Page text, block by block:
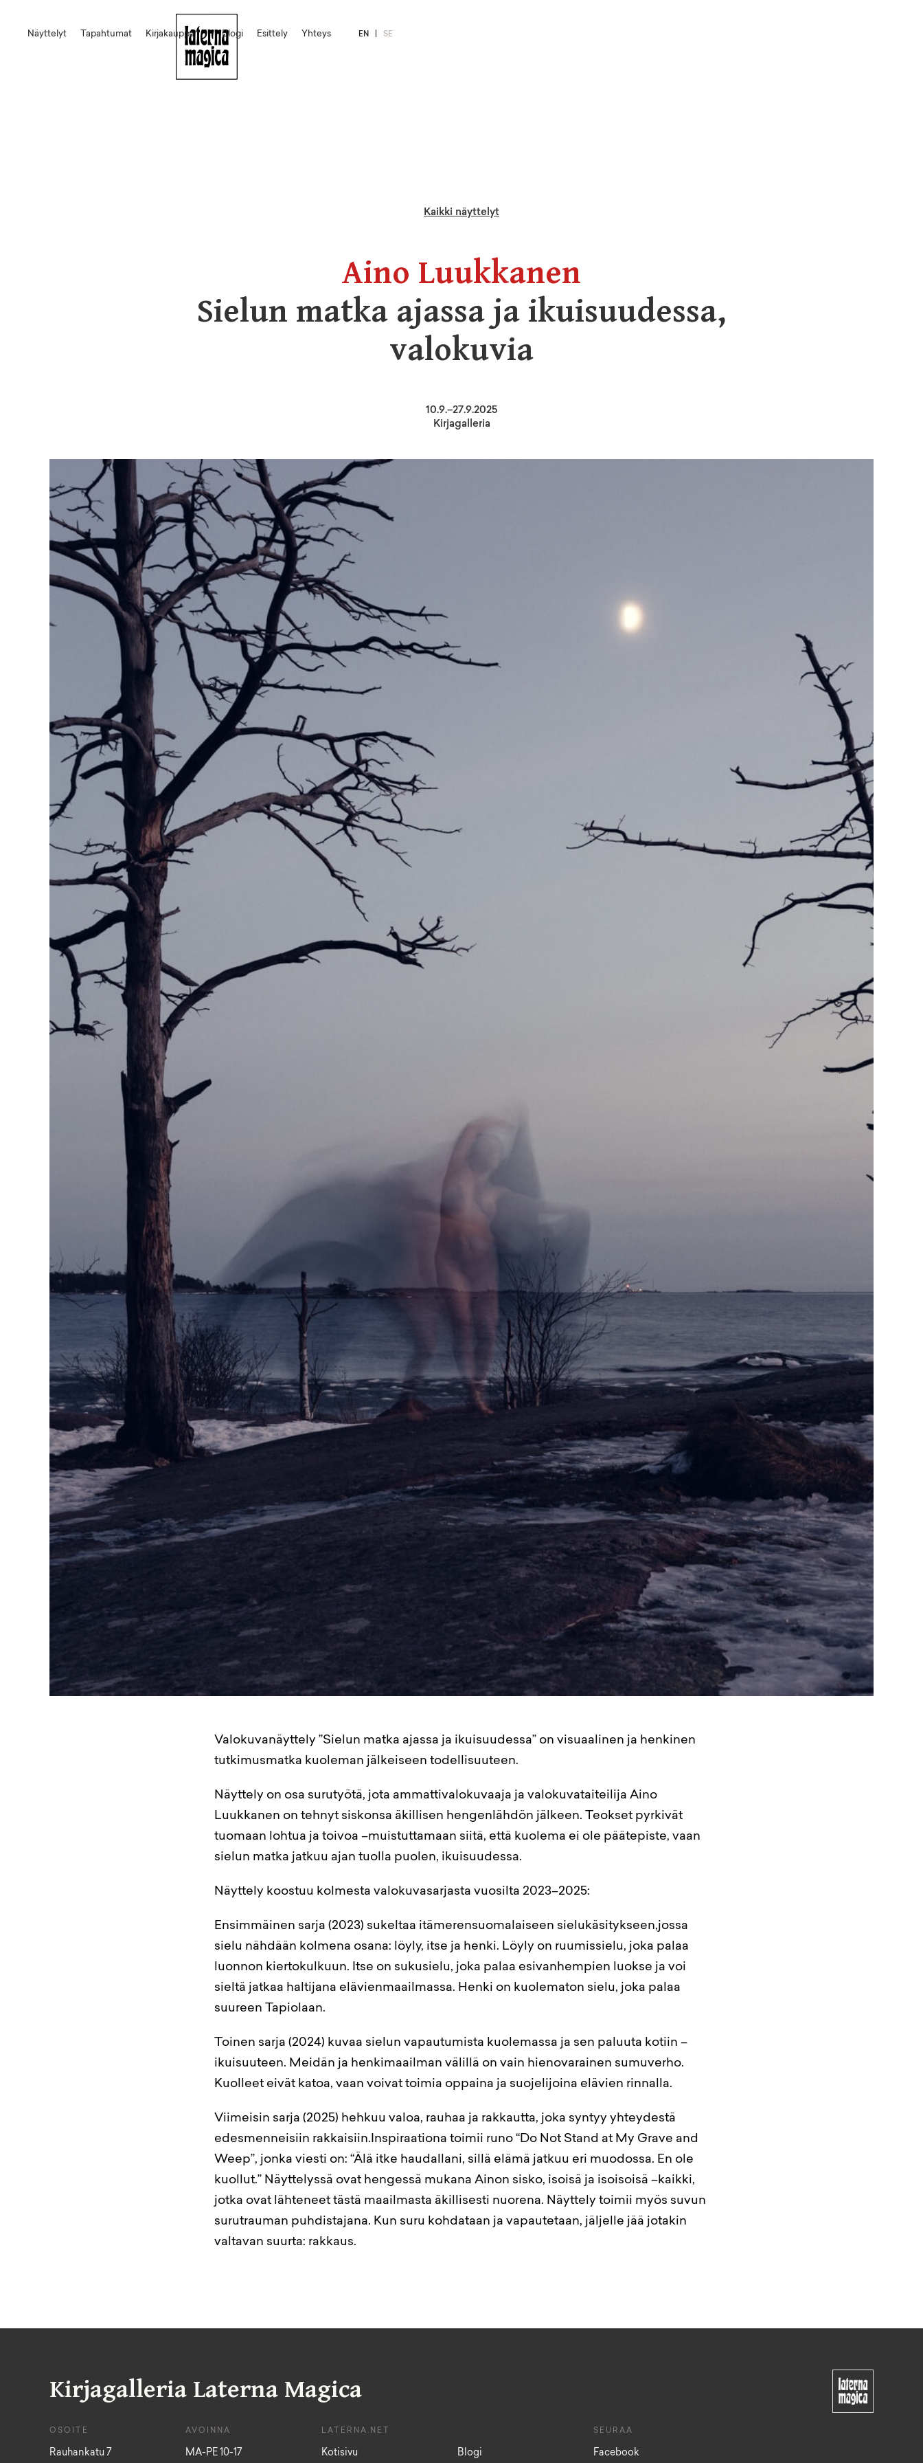
Näyttelyt Tapahtumat Kirjakauppa EN SE
Blogi Esittely Yhteys
Kaikki näyttelyt
Aino Luukkanen
Sielun matka ajassa ja ikuisuudessa,
valokuvia
10.9.–27.9.2025
Kirjagalleria
Valokuvanäyttely ”Sielun matka ajassa ja ikuisuudessa” on visuaalinen ja henkinen
tutkimusmatka kuoleman jälkeiseen todellisuuteen.
Näyttely on osa surutyötä, jota ammattivalokuvaaja ja valokuvataiteilija Aino
Luukkanen on tehnyt siskonsa äkillisen hengenlähdön jälkeen. Teokset pyrkivät
tuomaan lohtua ja toivoa –muistuttamaan siitä, että kuolema ei ole päätepiste, vaan
sielun matka jatkuu ajan tuolla puolen, ikuisuudessa.
Näyttely koostuu kolmesta valokuvasarjasta vuosilta 2023–2025:
Ensimmäinen sarja (2023) sukeltaa itämerensuomalaiseen sielukäsitykseen,jossa
sielu nähdään kolmena osana: löyly, itse ja henki. Löyly on ruumissielu, joka palaa
luonnon kiertokulkuun. Itse on sukusielu, joka palaa esivanhempien luokse ja voi
sieltä jatkaa haltijana elävienmaailmassa. Henki on kuolematon sielu, joka palaa
suureen Tapiolaan.
Toinen sarja (2024) kuvaa sielun vapautumista kuolemassa ja sen paluuta kotiin –
ikuisuuteen. Meidän ja henkimaailman välillä on vain hienovarainen sumuverho.
Kuolleet eivät katoa, vaan voivat toimia oppaina ja suojelijoina elävien rinnalla.
Viimeisin sarja (2025) hehkuu valoa, rauhaa ja rakkautta, joka syntyy yhteydestä
edesmenneisiin rakkaisiin.Inspiraationa toimii runo “Do Not Stand at My Grave and
Weep”, jonka viesti on: “Älä itke haudallani, sillä elämä jatkuu eri muodossa. En ole
kuollut.” Näyttelyssä ovat hengessä mukana Ainon sisko, isoisä ja isoisoisä –kaikki,
jotka ovat lähteneet tästä maailmasta äkillisesti nuorena. Näyttely toimii myös suvun
surutrauman puhdistajana. Kun suru kohdataan ja vapautetaan, jäljelle jää jotakin
valtavan suurta: rakkaus.
Kirjagalleria Laterna Magica
OSOITE
Rauhankatu 7
AVOINNA
MA-PE 10-17
LATERNA.NET
Kotisivu Blogi
SEURAA
Facebook